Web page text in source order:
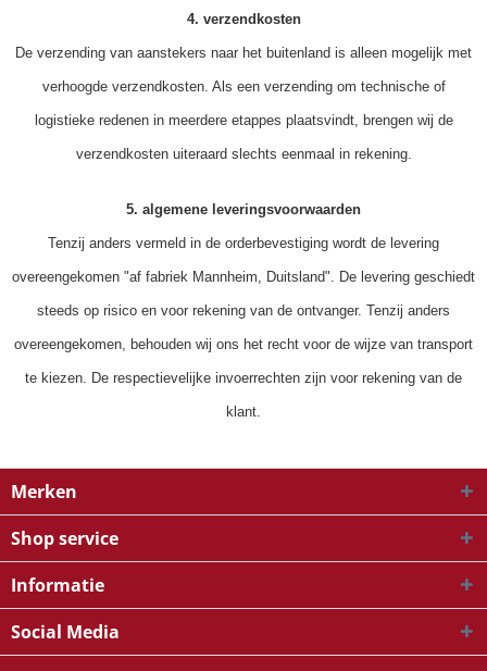
4. verzendkosten
De verzending van aanstekers naar het buitenland is alleen mogelijk met
verhoogde verzendkosten. Als een verzending om technische of
logistieke redenen in meerdere etappes plaatsvindt, brengen wij de
verzendkosten uiteraard slechts eenmaal in rekening.
5. algemene leveringsvoorwaarden
Tenzij anders vermeld in de orderbevestiging wordt de levering
overeengekomen "af fabriek Mannheim, Duitsland". De levering geschiedt
steeds op risico en voor rekening van de ontvanger. Tenzij anders
overeengekomen, behouden wij ons het recht voor de wijze van transport
te kiezen. De respectievelijke invoerrechten zijn voor rekening van de
klant.
Merken
Shop service
Informatie
Social Media